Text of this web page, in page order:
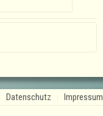
Datenschutz Impressum